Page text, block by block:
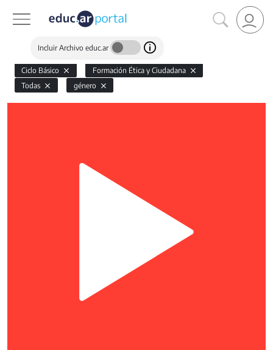
Incluir Archivo educ.ar
Ciclo Básico
Formación Ética y Ciudadana
Todas
género